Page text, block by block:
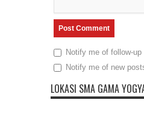
Notify me of follow-
Notify me of new
LOKASI SMA GAMA